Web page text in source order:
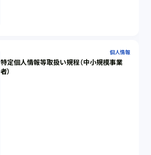
個人情報
特定個人情報等取扱い規程（中小規模事業
者）